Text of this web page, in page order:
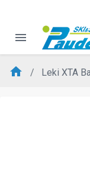
menu
home Leki XTA